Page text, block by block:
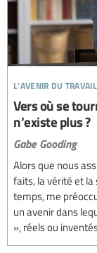
l’avenir du
Vers où se
n’existe plus ?
Gabe Gooding
Alors que nous
faits, la vérité et la
temps, me
un avenir dans
», réels ou